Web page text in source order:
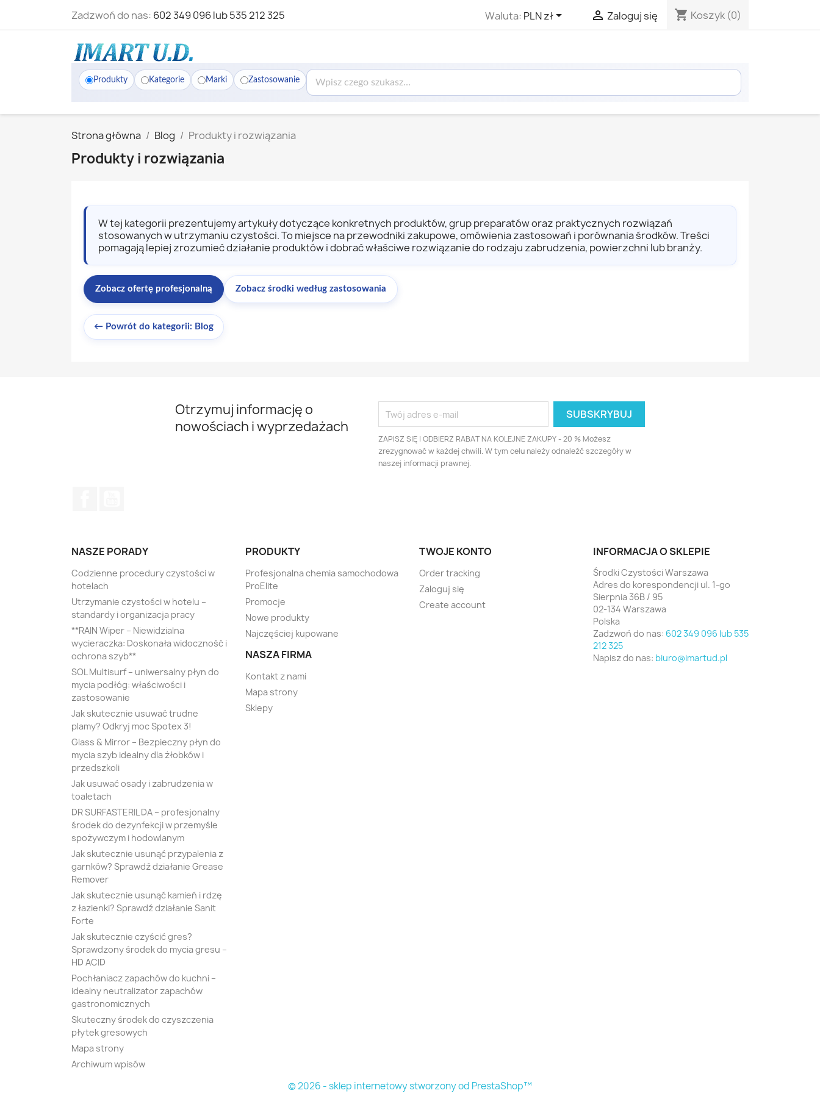
Zadzwoń do nas: 602 349 096 lub 535 212 325 Waluta: PLN zł  Zaloguj się shopping_cart Koszyk (0)
Produkty Kategorie Marki Zastosowanie
Strona główna Blog Produkty i rozwiązania
Produkty i rozwiązania
W tej kategorii prezentujemy artykuły dotyczące konkretnych produktów, grup preparatów oraz praktycznych rozwiązań
stosowanych w utrzymaniu czystości. To miejsce na przewodniki zakupowe, omówienia zastosowań i porównania środków. Treści
pomagają lepiej zrozumieć działanie produktów i dobrać właściwe rozwiązanie do rodzaju zabrudzenia, powierzchni lub branży.
Zobacz ofertę profesjonalną Zobacz środki według zastosowania
← Powrót do kategorii: Blog
Otrzymuj informację o
nowościach i wyprzedażach
ZAPISZ SIĘ I ODBIERZ RABAT NA KOLEJNE ZAKUPY - 20 % Możesz
zrezygnować w każdej chwili. W tym celu należy odnaleźć szczegóły w
naszej informacji prawnej.
NASZE PORADY
Codzienne procedury czystości w
hotelach
Utrzymanie czystości w hotelu –
standardy i organizacja pracy
**RAIN Wiper – Niewidzialna
wycieraczka: Doskonała widoczność i
ochrona szyb**
SOL Multisurf – uniwersalny płyn do
mycia podłóg: właściwości i
zastosowanie
Jak skutecznie usuwać trudne
plamy? Odkryj moc Spotex 3!
Glass & Mirror – Bezpieczny płyn do
mycia szyb idealny dla żłobków i
przedszkoli
Jak usuwać osady i zabrudzenia w
toaletach
DR SURFASTERIL DA – profesjonalny
środek do dezynfekcji w przemyśle
spożywczym i hodowlanym
Jak skutecznie usunąć przypalenia z
garnków? Sprawdź działanie Grease
Remover
Jak skutecznie usunąć kamień i rdzę
z łazienki? Sprawdź działanie Sanit
Forte
Jak skutecznie czyścić gres?
Sprawdzony środek do mycia gresu –
HD ACID
Pochłaniacz zapachów do kuchni –
idealny neutralizator zapachów
gastronomicznych
Skuteczny środek do czyszczenia
płytek gresowych
Mapa strony
Archiwum wpisów
PRODUKTY
Profesjonalna chemia samochodowa
ProElite
Promocje
Nowe produkty
Najczęściej kupowane
NASZA FIRMA
Kontakt z nami
Mapa strony
Sklepy
TWOJE KONTO
Order tracking
Zaloguj się
Create account
INFORMACJA O SKLEPIE
Środki Czystości Warszawa
Adres do korespondencji ul. 1-go
Sierpnia 36B / 95
02-134 Warszawa
Polska
Zadzwoń do nas: 602 349 096 lub 535
212 325
Napisz do nas: biuro@imartud.pl
© 2026 - sklep internetowy stworzony od PrestaShop™